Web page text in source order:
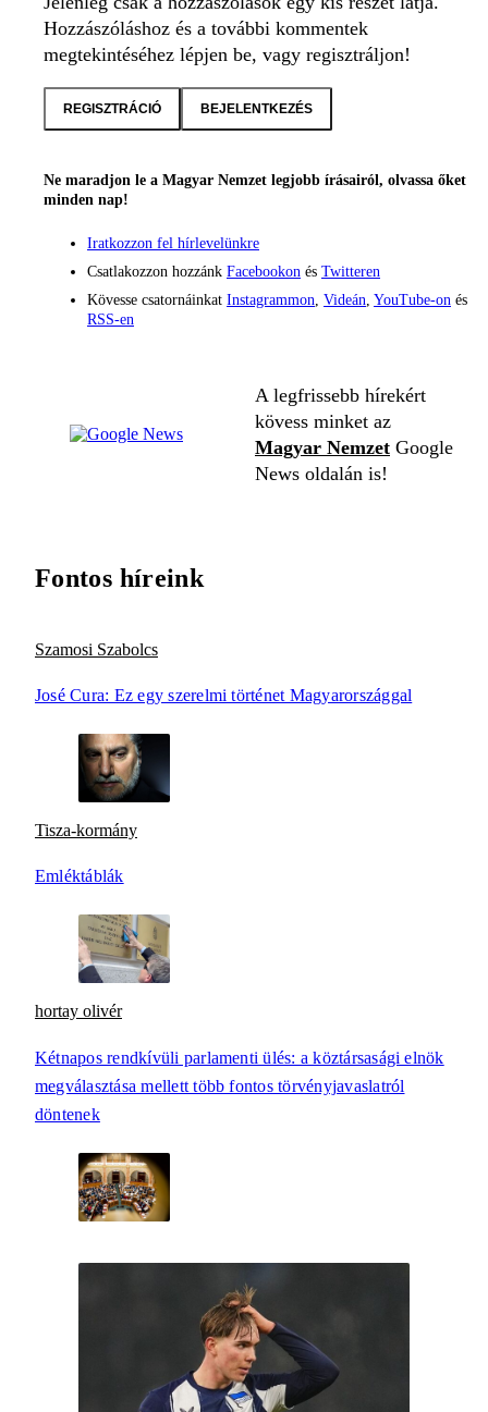
Hozzászóláshoz és a további kommentek
megtekintéséhez lépjen be, vagy regisztráljon!
REGISZTRÁCIÓ BEJELENTKEZÉS
Ne maradjon le a Magyar Nemzet legjobb írásairól, olvassa őket
minden nap!
Iratkozzon fel hírlevelünkre
Csatlakozzon hozzánk Facebookon és Twitteren
Kövesse csatornáinkat Instagrammon, Videán, YouTube-on és
RSS-en
A legfrissebb hírekért
kövess minket az
Magyar Nemzet Google
News oldalán is!
Fontos híreink
Szamosi Szabolcs
José Cura: Ez egy szerelmi történet Magyarországgal
Tisza-kormány
Emléktáblák
hortay olivér
Kétnapos rendkívüli parlamenti ülés: a köztársasági elnök
megválasztása mellett több fontos törvényjavaslatról
döntenek